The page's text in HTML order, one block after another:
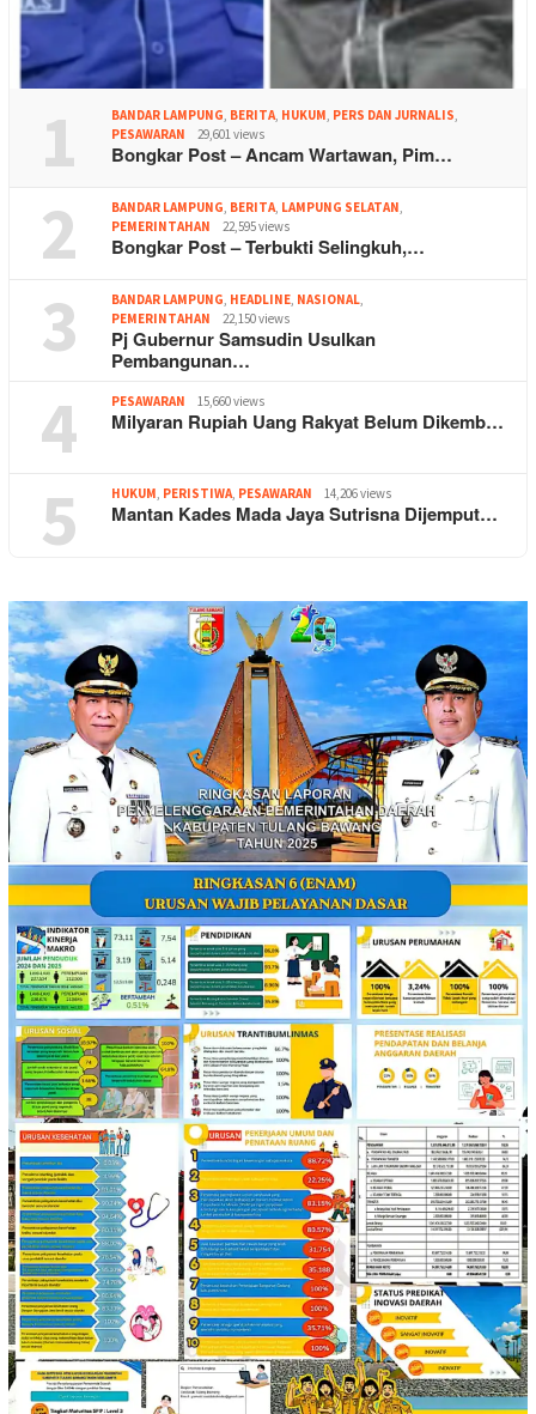
1 BANDAR LAMPUNG, BERITA, HUKUM, PERS DAN JURNALIS,
PESAWARAN
29,601 views
Bongkar Post – Ancam Wartawan, Pim…
2 BANDAR LAMPUNG, BERITA, LAMPUNG SELATAN,
PEMERINTAHAN
22,595 views
Bongkar Post – Terbukti Selingkuh,…
3 BANDAR LAMPUNG, HEADLINE, NASIONAL,
PEMERINTAHAN
22,150 views
Pj Gubernur Samsudin Usulkan
Pembangunan…
4 PESAWARAN 15,660 views
Milyaran Rupiah Uang Rakyat Belum Dikemb…
5 HUKUM, PERISTIWA, PESAWARAN 14,206 views
Mantan Kades Mada Jaya Sutrisna Dijemput…